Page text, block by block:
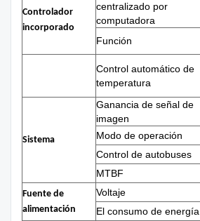
Controlador
incorporado
centralizado por
computadora
Función
Control automático de
temperatura
Sistema
Ganancia de señal de
imagen
Modo de operación
Control de autobuses
MTBF
Fuente de
alimentación
Voltaje
El consumo de energía